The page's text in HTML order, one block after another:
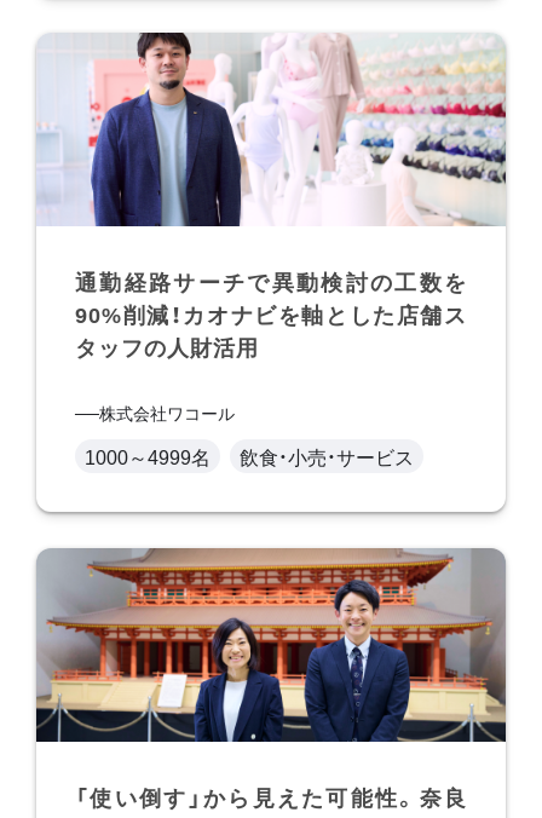
通勤経路サーチで異動検討の工数を
90%削減！カオナビを軸とした店舗ス
タッフの人財活用
株式会社ワコール
1000～4999名 飲食・小売・サービス
「使い倒す」から見えた可能性。奈良